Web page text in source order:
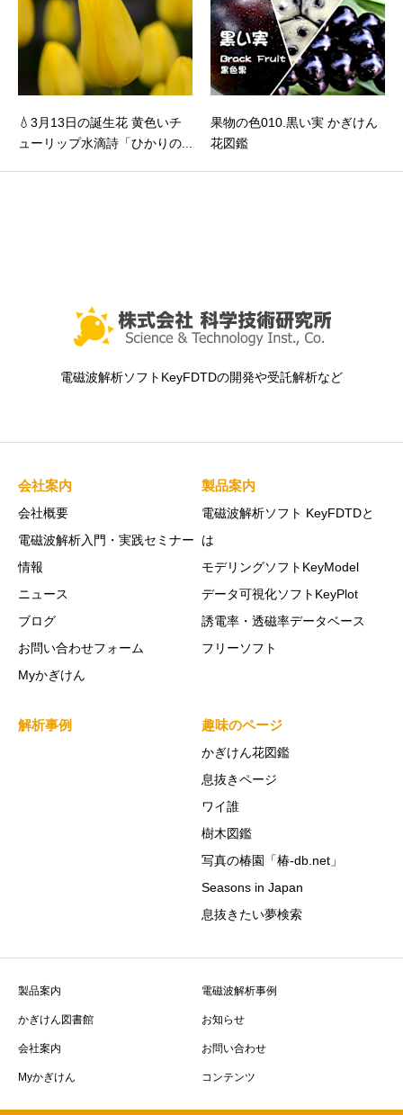
💧3月13日の誕生花 黄色いチ
ューリップ水滴詩「ひかりの...
果物の色010.黒い実 かぎけん
花図鑑
電磁波解析ソフトKeyFDTDの開発や受託解析など
会社案内
会社概要
電磁波解析入門・実践セミナー
情報
ニュース
ブログ
お問い合わせフォーム
Myかぎけん
製品案内
電磁波解析ソフト KeyFDTDと
は
モデリングソフトKeyModel
データ可視化ソフトKeyPlot
誘電率・透磁率データベース
フリーソフト
解析事例 趣味のページ
かぎけん花図鑑
息抜きページ
ワイ誰
樹木図鑑
写真の椿園「椿-db.net」
Seasons in Japan
息抜きたい夢検索
製品案内 電磁波解析事例
かぎけん図書館 お知らせ
会社案内 お問い合わせ
Myかぎけん コンテンツ